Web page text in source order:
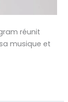
réunit
musique et